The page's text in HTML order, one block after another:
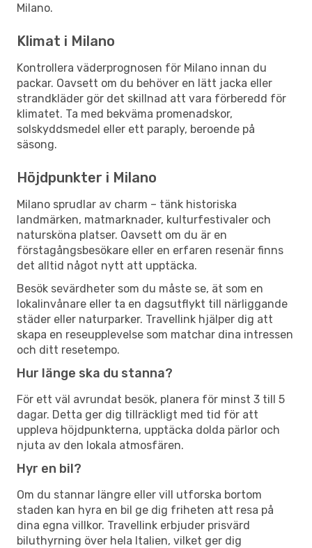
Milano.
Klimat i Milano
Kontrollera väderprognosen för Milano innan du
packar. Oavsett om du behöver en lätt jacka eller
strandkläder gör det skillnad att vara förberedd för
klimatet. Ta med bekväma promenadskor,
solskyddsmedel eller ett paraply, beroende på
säsong.
Höjdpunkter i Milano
Milano sprudlar av charm – tänk historiska
landmärken, matmarknader, kulturfestivaler och
natursköna platser. Oavsett om du är en
förstagångsbesökare eller en erfaren resenär finns
det alltid något nytt att upptäcka.
Besök sevärdheter som du måste se, ät som en
lokalinvånare eller ta en dagsutflykt till närliggande
städer eller naturparker. Travellink hjälper dig att
skapa en reseupplevelse som matchar dina intressen
och ditt resetempo.
Hur länge ska du stanna?
För ett väl avrundat besök, planera för minst 3 till 5
dagar. Detta ger dig tillräckligt med tid för att
uppleva höjdpunkterna, upptäcka dolda pärlor och
njuta av den lokala atmosfären.
Hyr en bil?
Om du stannar längre eller vill utforska bortom
staden kan hyra en bil ge dig friheten att resa på
dina egna villkor. Travellink erbjuder prisvärd
biluthyrning över hela Italien, vilket ger dig